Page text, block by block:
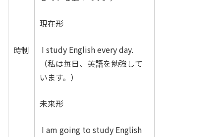
時制
現在形
I study English every day.
（私は毎日、英語を勉強して
います。）
未来形
I am going to study English